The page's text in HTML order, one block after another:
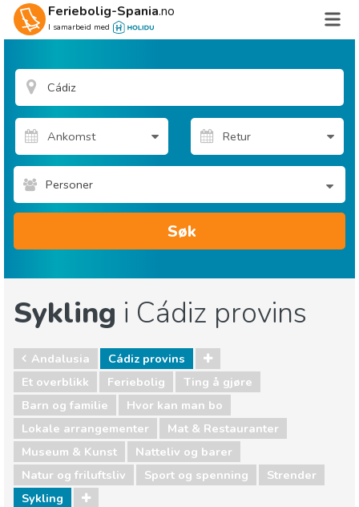
Feriebolig-Spania.no
I samarbeid med
Personer
Søk
Sykling i Cádiz provins
Andalusia
Cádiz provins
Et overblikk
Feriebolig
Ting å gjøre
Barn og familie
Hvor kan man bo
Lokale arrangementer
Mat & Restauranter
Museum & Kunst
Natteliv og barer
Natur og friluftsliv
Sport og spenning
Strender
Sykling